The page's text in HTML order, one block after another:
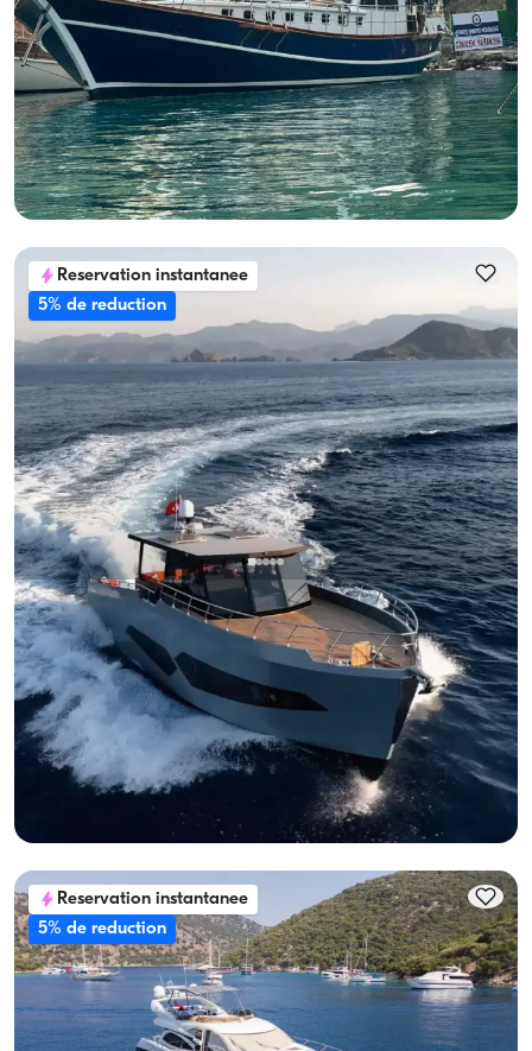
Göcek, Muğla Nouveau bateau
Location Gulet Luxe 23m Göcek | Croisière Bleue 12 Pers
Avec capitaine
Goelette
Navigation 12 Pers. · 5 Cabine · 23.00m
Le plus bas
68.874 TL
Voir disponibilité et prix
Reservation instantanee
5% de reduction
Göcek, Muğla Nouveau bateau
Luxury 2-cabines Motoryacht – Idéal pour Special
Occasions
Avec capitaine
Yacht a moteur
Navigation 8 Pers. · 2 Cabine · 17.00m
Le plus bas
Voir disponibilité et prix
Reservation instantanee
5% de reduction